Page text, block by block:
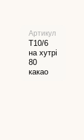
Артикул
Т10/6
на хутрі
80
какао